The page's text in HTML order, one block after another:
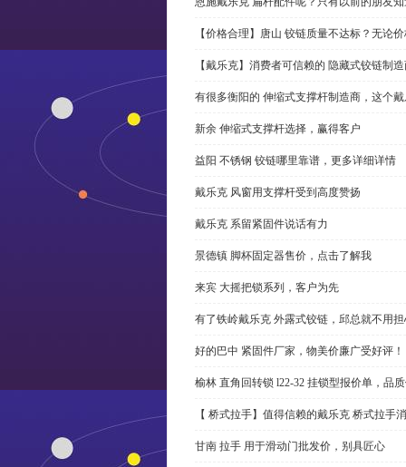
【价格合理】唐山 铰链质量不达标？无论
【戴乐克】消费者可信赖的 隐藏式铰链制
有很多衡阳的 伸缩式支撑杆制造商，这个
新余 伸缩式支撑杆选择，赢得客户
益阳 不锈钢 铰链哪里靠谱，更多详细详情
戴乐克 风窗用支撑杆受到高度赞扬
戴乐克 系留紧固件说话有力
景德镇 脚杯固定器售价，点击了解我
来宾 大摇把锁系列，客户为先
有了铁岭戴乐克 外露式铰链，邱总就不用
好的巴中 紧固件厂家，物美价廉广受好评！
榆林 直角回转锁 l22-32 挂锁型报价单，品
【 桥式拉手】值得信赖的戴乐克 桥式拉手
甘南 拉手 用于滑动门批发价，别具匠心